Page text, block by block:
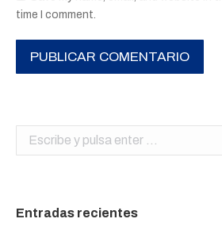
time I comment.
PUBLICAR COMENTARIO
Buscar:
Entradas recientes